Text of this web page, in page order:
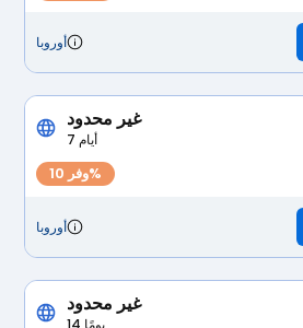
أوروبا
غير محدود
7 أيام
وفر 10%
أوروبا
غير محدود
14 يومًا